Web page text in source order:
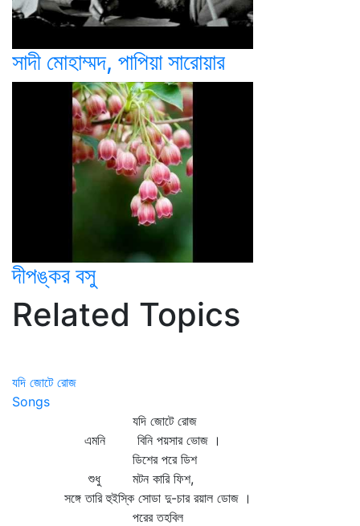
সাদী মোহাম্মদ, পাপিয়া সারোয়ার
দীপঙ্কর বসু
Related Topics
যদি জোটে রোজ
Songs
যদি জোটে রোজ
এমনি বিনি পয়সার ভোজ ।
ডিশের পরে ডিশ
শুধু মটন কারি ফিশ,
সঙ্গে তারি হুইস্কি সোডা দু-চার রয়াল ডোজ ।
পরের তহবিল